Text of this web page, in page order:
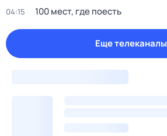
04:15 100 мест, где поесть
Еще телеканалы